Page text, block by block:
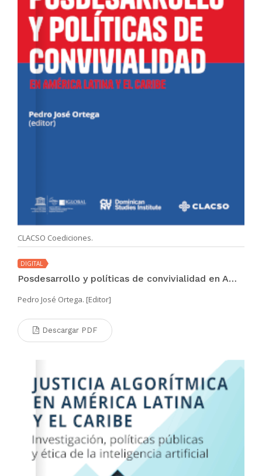
CLACSO Coediciones.
DIGITAL
Posdesarrollo y políticas de convivialidad en América Latina y el Caribe
Pedro José Ortega. [Editor]
Descargar PDF